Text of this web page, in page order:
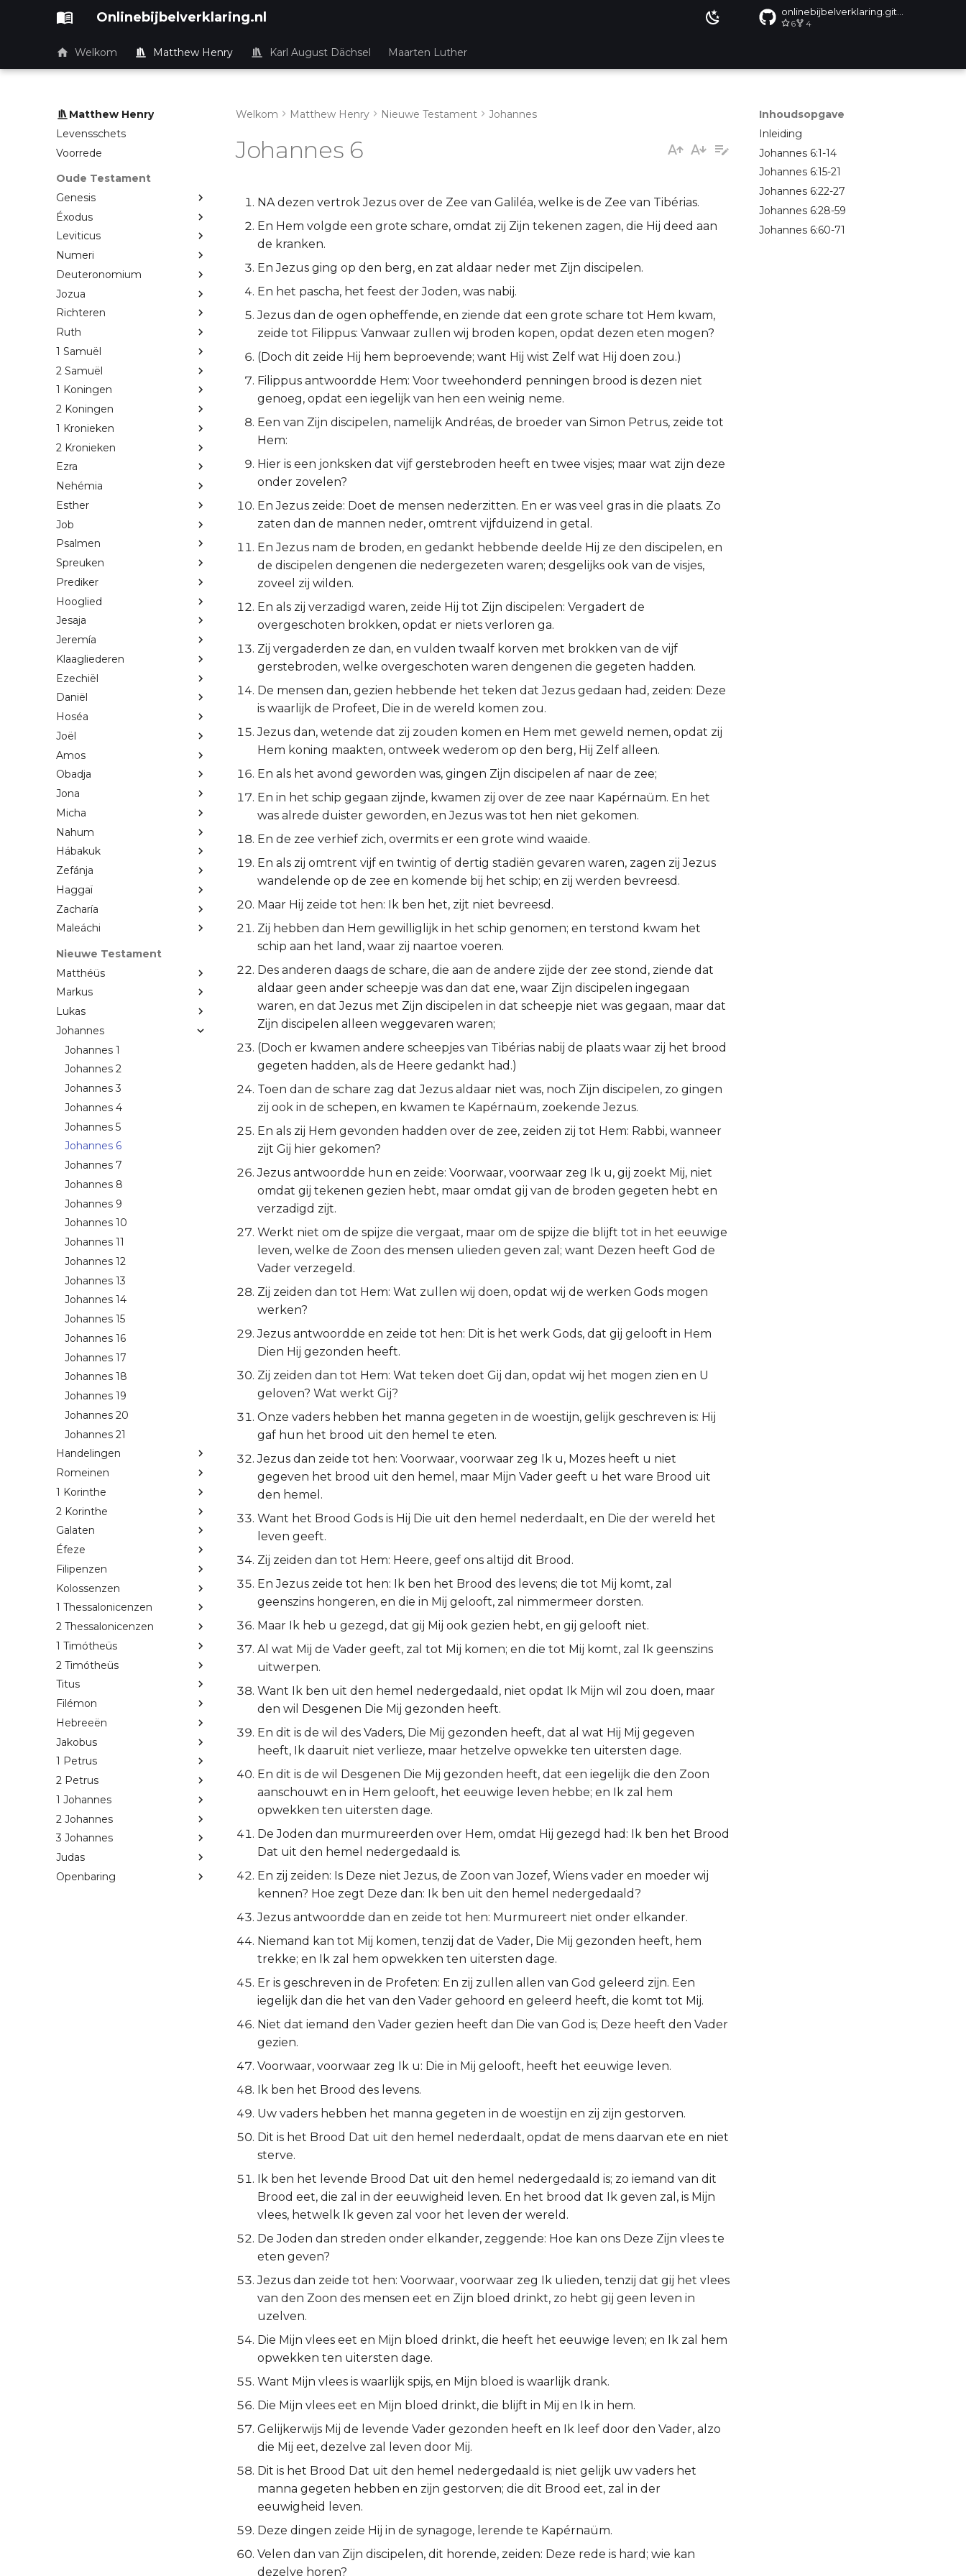
Onlinebijbelverklaring.nl 6 4
Welkom Matthew Henry Karl August Dächsel Maarten Luther
Matthew Henry
Levensschets
Voorrede
Oude Testament
Genesis
Éxodus
Leviticus
Numeri
Deuteronomium
Jozua
Richteren
Ruth
1 Samuël
2 Samuël
1 Koningen
2 Koningen
1 Kronieken
2 Kronieken
Ezra
Nehémia
Esther
Job
Psalmen
Spreuken
Prediker
Hooglied
Jesaja
Jeremía
Klaagliederen
Ezechiël
Daniël
Hoséa
Joël
Amos
Obadja
Jona
Micha
Nahum
Hábakuk
Zefánja
Haggaï
Zacharía
Maleáchi
Nieuwe Testament
Matthéüs
Markus
Lukas
Johannes
Johannes 1
Johannes 2
Johannes 3
Johannes 4
Johannes 5
Johannes 6
Johannes 7
Johannes 8
Johannes 9
Johannes 10
Johannes 11
Johannes 12
Johannes 13
Johannes 14
Johannes 15
Johannes 16
Johannes 17
Johannes 18
Johannes 19
Johannes 20
Johannes 21
Handelingen
Romeinen
1 Korinthe
2 Korinthe
Galaten
Éfeze
Filipenzen
Kolossenzen
1 Thessalonicenzen
2 Thessalonicenzen
1 Timótheüs
2 Timótheüs
Titus
Filémon
Hebreeën
Jakobus
1 Petrus
2 Petrus
1 Johannes
2 Johannes
3 Johannes
Judas
Openbaring
Inhoudsopgave
Inleiding
Johannes 6:1-14
Johannes 6:15-21
Johannes 6:22-27
Johannes 6:28-59
Johannes 6:60-71
Welkom Matthew Henry Nieuwe Testament Johannes
Johannes 6
NA dezen vertrok Jezus over de Zee van Galiléa, welke is de Zee van Tibérias.
En Hem volgde een grote schare, omdat zij Zijn tekenen zagen, die Hij deed aan
de kranken.
En Jezus ging op den berg, en zat aldaar neder met Zijn discipelen.
En het pascha, het feest der Joden, was nabij.
Jezus dan de ogen opheffende, en ziende dat een grote schare tot Hem kwam,
zeide tot Filippus: Vanwaar zullen wij broden kopen, opdat dezen eten mogen?
(Doch dit zeide Hij hem beproevende; want Hij wist Zelf wat Hij doen zou.)
Filippus antwoordde Hem: Voor tweehonderd penningen brood is dezen niet
genoeg, opdat een iegelijk van hen een weinig neme.
Een van Zijn discipelen, namelijk Andréas, de broeder van Simon Petrus, zeide tot
Hem:
Hier is een jonksken dat vijf gerstebroden heeft en twee visjes; maar wat zijn deze
onder zovelen?
En Jezus zeide: Doet de mensen nederzitten. En er was veel gras in die plaats. Zo
zaten dan de mannen neder, omtrent vijfduizend in getal.
En Jezus nam de broden, en gedankt hebbende deelde Hij ze den discipelen, en
de discipelen dengenen die nedergezeten waren; desgelijks ook van de visjes,
zoveel zij wilden.
En als zij verzadigd waren, zeide Hij tot Zijn discipelen: Vergadert de
overgeschoten brokken, opdat er niets verloren ga.
Zij vergaderden ze dan, en vulden twaalf korven met brokken van de vijf
gerstebroden, welke overgeschoten waren dengenen die gegeten hadden.
De mensen dan, gezien hebbende het teken dat Jezus gedaan had, zeiden: Deze
is waarlijk de Profeet, Die in de wereld komen zou.
Jezus dan, wetende dat zij zouden komen en Hem met geweld nemen, opdat zij
Hem koning maakten, ontweek wederom op den berg, Hij Zelf alleen.
En als het avond geworden was, gingen Zijn discipelen af naar de zee;
En in het schip gegaan zijnde, kwamen zij over de zee naar Kapérnaüm. En het
was alrede duister geworden, en Jezus was tot hen niet gekomen.
En de zee verhief zich, overmits er een grote wind waaide.
En als zij omtrent vijf en twintig of dertig stadiën gevaren waren, zagen zij Jezus
wandelende op de zee en komende bij het schip; en zij werden bevreesd.
Maar Hij zeide tot hen: Ik ben het, zijt niet bevreesd.
Zij hebben dan Hem gewilliglijk in het schip genomen; en terstond kwam het
schip aan het land, waar zij naartoe voeren.
Des anderen daags de schare, die aan de andere zijde der zee stond, ziende dat
aldaar geen ander scheepje was dan dat ene, waar Zijn discipelen ingegaan
waren, en dat Jezus met Zijn discipelen in dat scheepje niet was gegaan, maar dat
Zijn discipelen alleen weggevaren waren;
(Doch er kwamen andere scheepjes van Tibérias nabij de plaats waar zij het brood
gegeten hadden, als de Heere gedankt had.)
Toen dan de schare zag dat Jezus aldaar niet was, noch Zijn discipelen, zo gingen
zij ook in de schepen, en kwamen te Kapérnaüm, zoekende Jezus.
En als zij Hem gevonden hadden over de zee, zeiden zij tot Hem: Rabbi, wanneer
zijt Gij hier gekomen?
Jezus antwoordde hun en zeide: Voorwaar, voorwaar zeg Ik u, gij zoekt Mij, niet
omdat gij tekenen gezien hebt, maar omdat gij van de broden gegeten hebt en
verzadigd zijt.
Werkt niet om de spijze die vergaat, maar om de spijze die blijft tot in het eeuwige
leven, welke de Zoon des mensen ulieden geven zal; want Dezen heeft God de
Vader verzegeld.
Zij zeiden dan tot Hem: Wat zullen wij doen, opdat wij de werken Gods mogen
werken?
Jezus antwoordde en zeide tot hen: Dit is het werk Gods, dat gij gelooft in Hem
Dien Hij gezonden heeft.
Zij zeiden dan tot Hem: Wat teken doet Gij dan, opdat wij het mogen zien en U
geloven? Wat werkt Gij?
Onze vaders hebben het manna gegeten in de woestijn, gelijk geschreven is: Hij
gaf hun het brood uit den hemel te eten.
Jezus dan zeide tot hen: Voorwaar, voorwaar zeg Ik u, Mozes heeft u niet
gegeven het brood uit den hemel, maar Mijn Vader geeft u het ware Brood uit
den hemel.
Want het Brood Gods is Hij Die uit den hemel nederdaalt, en Die der wereld het
leven geeft.
Zij zeiden dan tot Hem: Heere, geef ons altijd dit Brood.
En Jezus zeide tot hen: Ik ben het Brood des levens; die tot Mij komt, zal
geenszins hongeren, en die in Mij gelooft, zal nimmermeer dorsten.
Maar Ik heb u gezegd, dat gij Mij ook gezien hebt, en gij gelooft niet.
Al wat Mij de Vader geeft, zal tot Mij komen; en die tot Mij komt, zal Ik geenszins
uitwerpen.
Want Ik ben uit den hemel nedergedaald, niet opdat Ik Mijn wil zou doen, maar
den wil Desgenen Die Mij gezonden heeft.
En dit is de wil des Vaders, Die Mij gezonden heeft, dat al wat Hij Mij gegeven
heeft, Ik daaruit niet verlieze, maar hetzelve opwekke ten uitersten dage.
En dit is de wil Desgenen Die Mij gezonden heeft, dat een iegelijk die den Zoon
aanschouwt en in Hem gelooft, het eeuwige leven hebbe; en Ik zal hem
opwekken ten uitersten dage.
De Joden dan murmureerden over Hem, omdat Hij gezegd had: Ik ben het Brood
Dat uit den hemel nedergedaald is.
En zij zeiden: Is Deze niet Jezus, de Zoon van Jozef, Wiens vader en moeder wij
kennen? Hoe zegt Deze dan: Ik ben uit den hemel nedergedaald?
Jezus antwoordde dan en zeide tot hen: Murmureert niet onder elkander.
Niemand kan tot Mij komen, tenzij dat de Vader, Die Mij gezonden heeft, hem
trekke; en Ik zal hem opwekken ten uitersten dage.
Er is geschreven in de Profeten: En zij zullen allen van God geleerd zijn. Een
iegelijk dan die het van den Vader gehoord en geleerd heeft, die komt tot Mij.
Niet dat iemand den Vader gezien heeft dan Die van God is; Deze heeft den Vader
gezien.
Voorwaar, voorwaar zeg Ik u: Die in Mij gelooft, heeft het eeuwige leven.
Ik ben het Brood des levens.
Uw vaders hebben het manna gegeten in de woestijn en zij zijn gestorven.
Dit is het Brood Dat uit den hemel nederdaalt, opdat de mens daarvan ete en niet
sterve.
Ik ben het levende Brood Dat uit den hemel nedergedaald is; zo iemand van dit
Brood eet, die zal in der eeuwigheid leven. En het brood dat Ik geven zal, is Mijn
vlees, hetwelk Ik geven zal voor het leven der wereld.
De Joden dan streden onder elkander, zeggende: Hoe kan ons Deze Zijn vlees te
eten geven?
Jezus dan zeide tot hen: Voorwaar, voorwaar zeg Ik ulieden, tenzij dat gij het vlees
van den Zoon des mensen eet en Zijn bloed drinkt, zo hebt gij geen leven in
uzelven.
Die Mijn vlees eet en Mijn bloed drinkt, die heeft het eeuwige leven; en Ik zal hem
opwekken ten uitersten dage.
Want Mijn vlees is waarlijk spijs, en Mijn bloed is waarlijk drank.
Die Mijn vlees eet en Mijn bloed drinkt, die blijft in Mij en Ik in hem.
Gelijkerwijs Mij de levende Vader gezonden heeft en Ik leef door den Vader, alzo
die Mij eet, dezelve zal leven door Mij.
Dit is het Brood Dat uit den hemel nedergedaald is; niet gelijk uw vaders het
manna gegeten hebben en zijn gestorven; die dit Brood eet, zal in der
eeuwigheid leven.
Deze dingen zeide Hij in de synagoge, lerende te Kapérnaüm.
Velen dan van Zijn discipelen, dit horende, zeiden: Deze rede is hard; wie kan
dezelve horen?